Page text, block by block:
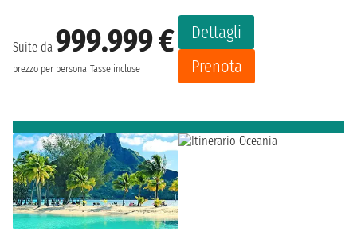
Suite da 999.999 €
prezzo per persona Tasse incluse
Dettagli
Prenota